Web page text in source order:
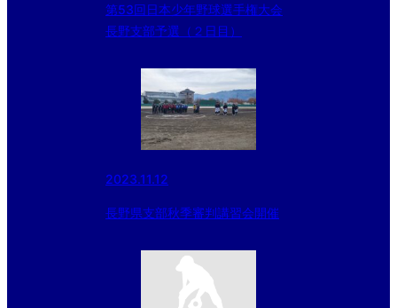
第53回日本少年野球選手権大会
長野支部予選（２日目）
2023.11.12
長野県支部秋季審判講習会開催